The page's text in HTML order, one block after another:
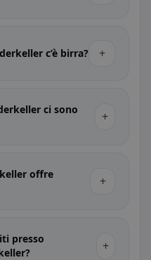
c’è birra? +
ci sono
+
offre
+
presso
+